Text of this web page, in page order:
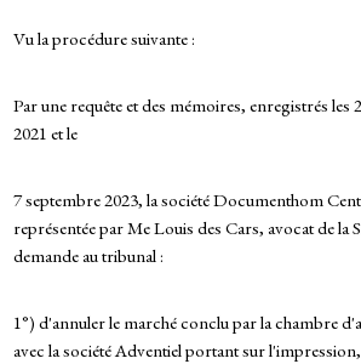
Vu la procédure suivante :
Par une requête et des mémoires, enregistrés les
2021 et le
7 septembre 2023, la société Documenthom
représentée par Me Louis des Cars, avocat de la
demande au tribunal :
1°) d'annuler le marché conclu par la chambre
avec la société Adventiel portant sur